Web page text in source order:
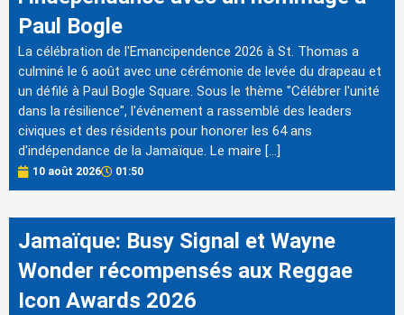
Paul Bogle
La célébration de l'Emancipendence 2026 à St. Thomas a
culminé le 6 août avec une cérémonie de levée du drapeau et
un défilé à Paul Bogle Square. Sous le thème "Célébrer l'unité
dans la résilience", l'événement a rassemblé des leaders
civiques et des résidents pour honorer les 64 ans
d'indépendance de la Jamaïque. Le maire […]
10 août 2026 01:50
Jamaïque: Busy Signal et Wayne
Wonder récompensés aux Reggae
Icon Awards 2026